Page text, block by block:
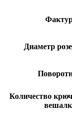
Диаметр
Количество